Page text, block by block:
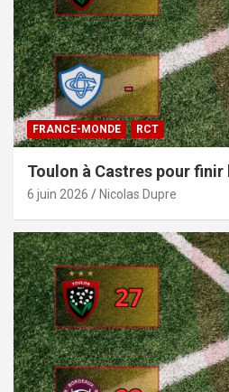
FRANCE-MONDE RCT
Toulon à Castres pour finir
6 juin 2026 Nicolas Dupre